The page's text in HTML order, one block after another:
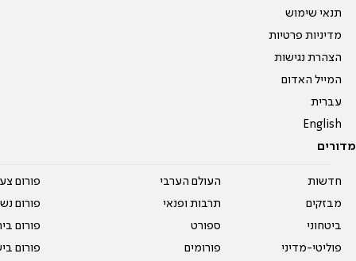
תנאי שימוש
מדיניות פרטיות
הצהרת נגישות
המייל האדום
עברית
English
מדורים
חדשות
מבזקים
ביטחוני
פוליטי-מדיני
העולם הערבי
תרבות ופנאי
ספורט
פורומים
פורום
פורום
פורום
פורום